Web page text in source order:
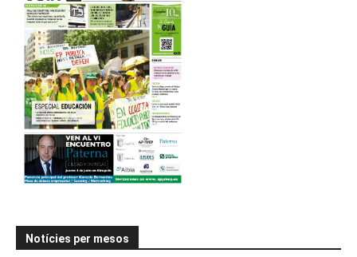
Notícies per mesos